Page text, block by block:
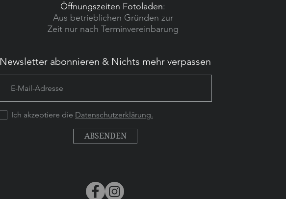
Öffnungszeiten Fotoladen:
Aus betrieblichen Gründen zur
Zeit nur nach Terminvereinbarung
Newsletter abonnieren & Nichts mehr verpassen
Ich akzeptiere die Datenschutzerklärung.
ABSENDEN